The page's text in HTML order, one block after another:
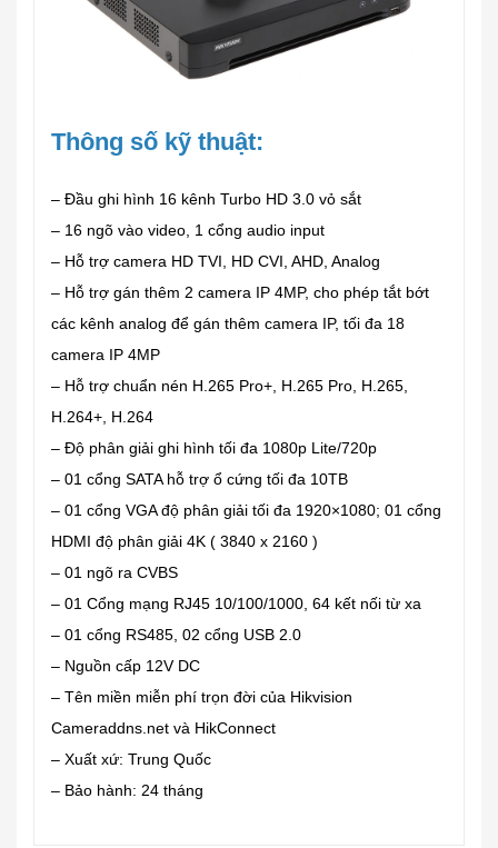
Thông số kỹ thuật:
– Đầu ghi hình 16 kênh Turbo HD 3.0 vỏ sắt
– 16 ngõ vào video, 1 cổng audio input
– Hỗ trợ camera HD TVI, HD CVI, AHD, Analog
– Hỗ trợ gán thêm 2 camera IP 4MP, cho phép tắt bớt
các kênh analog để gán thêm camera IP, tối đa 18
camera IP 4MP
– Hỗ trợ chuẩn nén H.265 Pro+, H.265 Pro, H.265,
H.264+, H.264
– Độ phân giải ghi hình tối đa 1080p Lite/720p
– 01 cổng SATA hỗ trợ ổ cứng tối đa 10TB
– 01 cổng VGA độ phân giải tối đa 1920×1080; 01 cổng
HDMI độ phân giải 4K ( 3840 x 2160 )
– 01 ngõ ra CVBS
– 01 Cổng mạng RJ45 10/100/1000, 64 kết nối từ xa
– 01 cổng RS485, 02 cổng USB 2.0
– Nguồn cấp 12V DC
– Tên miền miễn phí trọn đời của Hikvision
Cameraddns.net và HikConnect
– Xuất xứ: Trung Quốc
– Bảo hành: 24 tháng